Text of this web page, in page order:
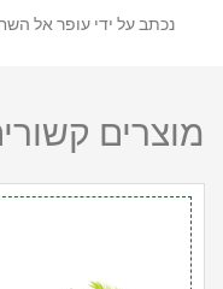
נכתב על ידי עופר אל
מוצרים
כמות
של
לימון
ליים